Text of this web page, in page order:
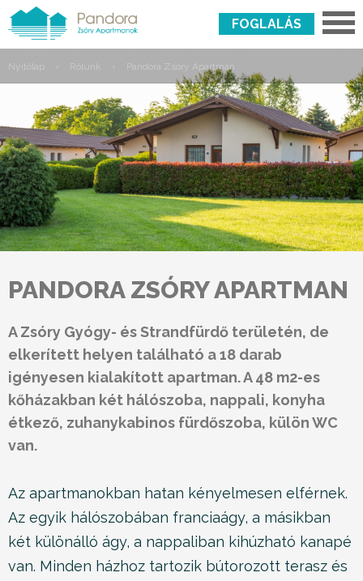
FOGLALÁS
Nyitólap Rólunk Pandora Zsóry Apartman
PANDORA ZSÓRY APARTMAN
A Zsóry Gyógy- és Strandfürdő területén, de
elkerített helyen található a 18 darab
igényesen kialakított apartman. A 48 m2-es
kőházakban két hálószoba, nappali, konyha
étkező, zuhanykabinos fürdőszoba, külön WC
van.
Az apartmanokban hatan kényelmesen elférnek.
Az egyik hálószobában franciaágy, a másikban
két különálló ágy, a nappaliban kihúzható kanapé
van. Minden házhoz tartozik bútorozott terasz és